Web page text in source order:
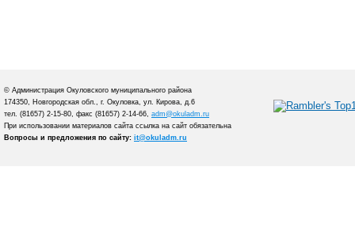
© Администрация Окуловского муниципального района
174350, Новгородская обл., г. Окуловка, ул. Кирова, д.6
тел. (81657) 2-15-80, факс (81657) 2-14-66, adm@okuladm.ru
При использовании материалов сайта ссылка на сайт обязательна
Вопросы и предложения по сайту: it@okuladm.ru